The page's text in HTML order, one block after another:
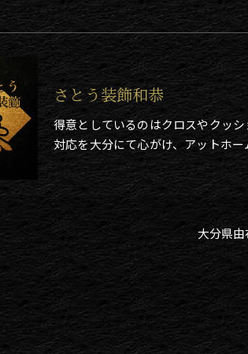
さとう装飾和恭
得意としているのはクロスやクッ
対応を大分にて心がけ、アットホ
大分県